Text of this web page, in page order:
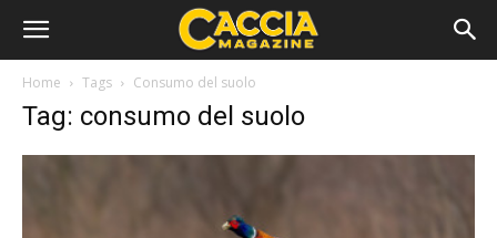
Home Tags Consumo del suolo
Tag: consumo del suolo